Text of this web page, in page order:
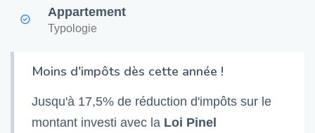
Appartement
Typologie
Moins d'impôts dès cette année !
Jusqu'à 17,5% de réduction d'impôts sur le
montant investi avec la Loi Pinel